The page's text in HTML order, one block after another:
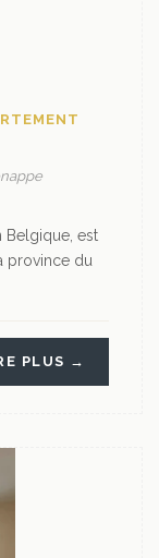
Belgique, est
province du
PLUS →